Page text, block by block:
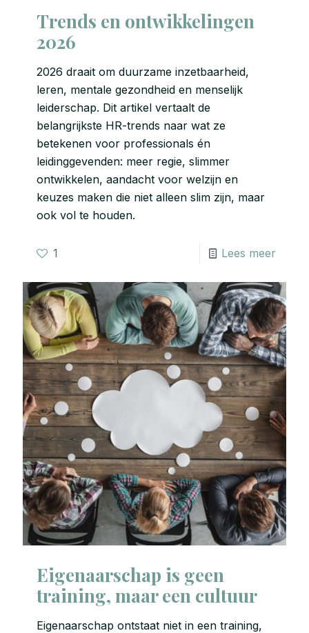
Trends en ontwikkelingen
2026
2026 draait om duurzame inzetbaarheid,
leren, mentale gezondheid en menselijk
leiderschap. Dit artikel vertaalt de
belangrijkste HR-trends naar wat ze
betekenen voor professionals én
leidinggevenden: meer regie, slimmer
ontwikkelen, aandacht voor welzijn en
keuzes maken die niet alleen slim zijn, maar
ook vol te houden.
1 Lees meer
Eigenaarschap is geen
training, maar een cultuur
Eigenaarschap ontstaat niet in een training,